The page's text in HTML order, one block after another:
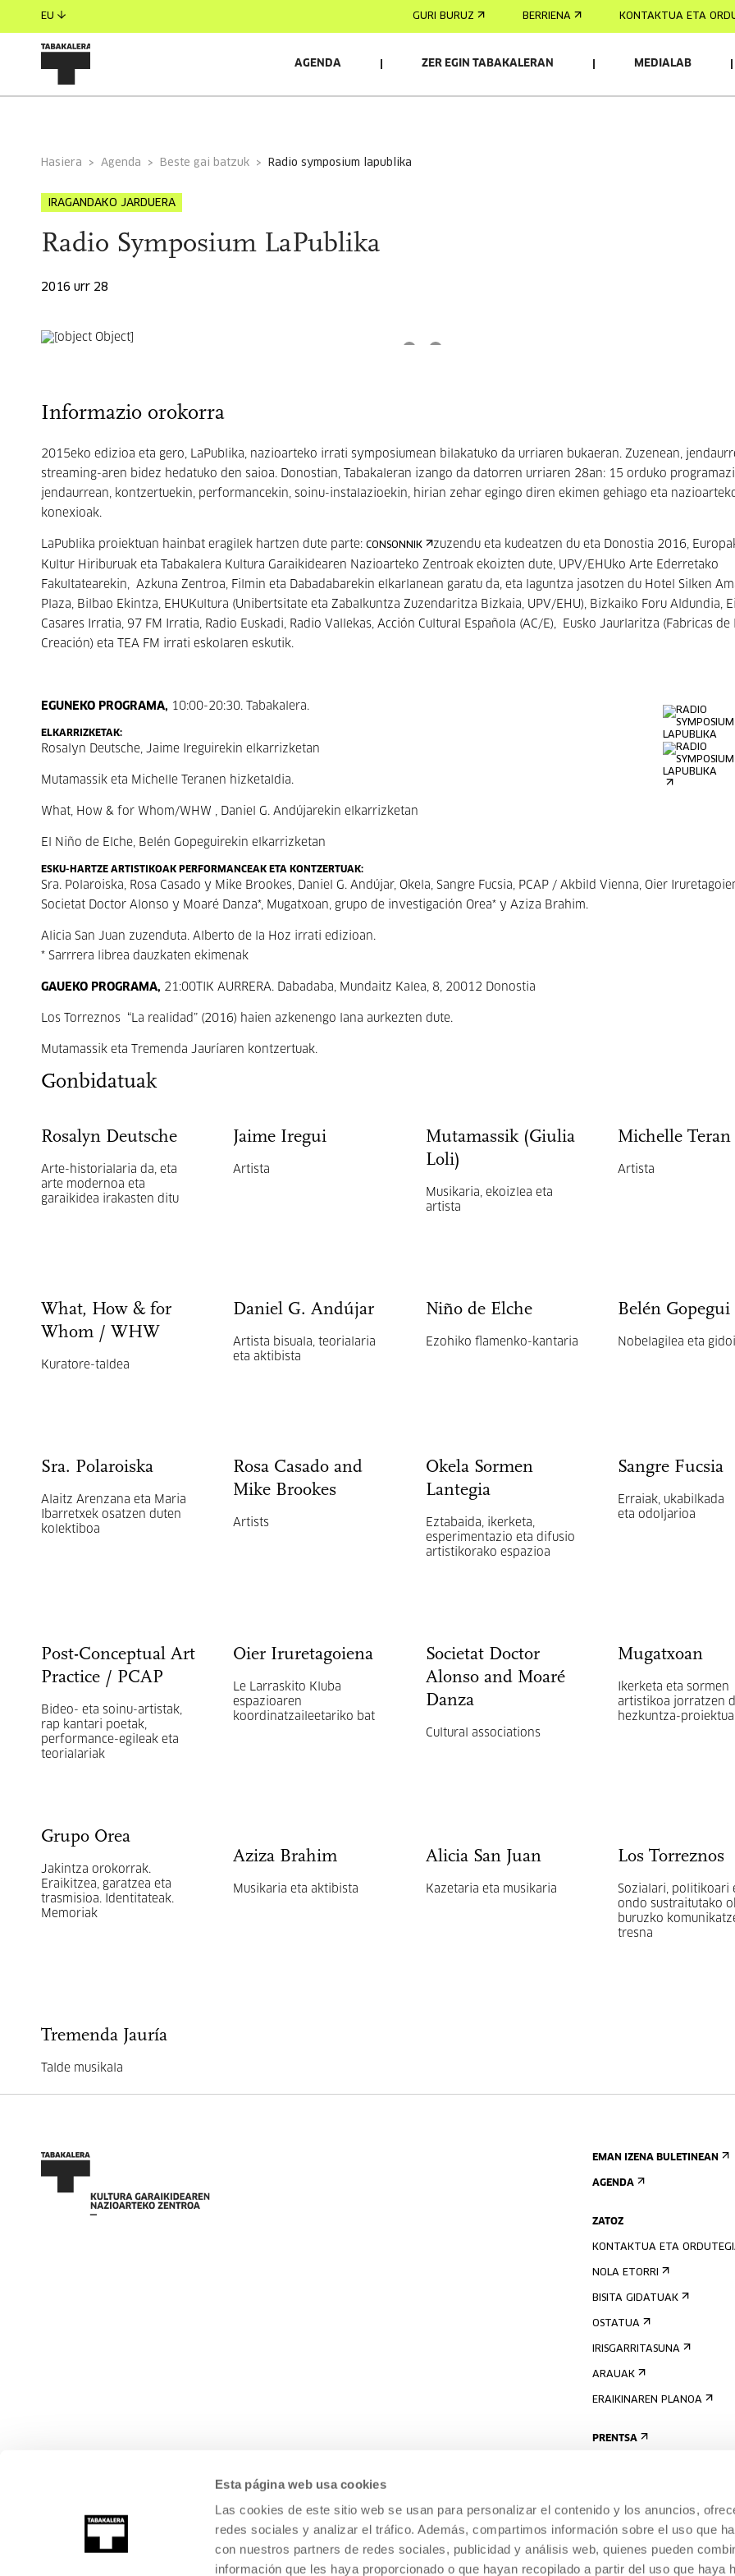
Esta página web usa cookies
Las cookies de este sitio web se usan para personalizar el contenido y los anuncios,
redes sociales y analizar el tráfico. Además, compartimos información sobre el uso que
con nuestros partners de redes sociales, publicidad y análisis web, quienes pueden
información que les haya proporcionado o que hayan recopilado a partir del uso que haya
EU GURI BURUZ BERRIENA KONTAKTUA ETA
AGENDA ZER EGIN TABAKALERAN MEDIALAB
Hasiera Agenda Beste gai batzuk radio symposium lapublika
IRAGANDAKO JARDUERA
Radio Symposium LaPublika
2016 urr 28
Informazio orokorra
2015eko edizioa eta gero, LaPublika, nazioarteko irrati symposiumean bilakatuko da urriaren bukaeran. Zuzenean,
streaming-aren bidez hedatuko den saioa. Donostian, Tabakaleran izango da datorren urriaren 28an: 15 orduko
jendaurrean, kontzertuekin, performancekin, soinu-instalazioekin, hirian zehar egingo diren ekimen gehiago eta
konexioak.
LaPublika proiektuan hainbat eragilek hartzen dute parte: CONSONNIK
zuzendu eta kudeatzen du eta Donostia 2016,
Kultur Hiriburuak eta Tabakalera Kultura Garaikidearen Nazioarteko Zentroak ekoizten dute, UPV/EHUko Arte Ederretako
Fakultatearekin, Azkuna Zentroa, Filmin eta Dabadabarekin elkarlanean garatu da, eta laguntza jasotzen du Hotel Silken
Plaza, Bilbao Ekintza, EHUKultura (Unibertsitate eta Zabalkuntza Zuzendaritza Bizkaia, UPV/EHU), Bizkaiko Foru Aldundia,
Casares Irratia, 97 FM Irratia, Radio Euskadi, Radio Vallekas, Acción Cultural Española (AC/E), Eusko Jaurlaritza (Fabricas de
Creación) eta TEA FM irrati eskolaren eskutik.
EGUNEKO PROGRAMA, 10:00-20:30. Tabakalera.
ELKARRIZKETAK:
Rosalyn Deutsche, Jaime Ireguirekin elkarrizketan
Mutamassik eta Michelle Teranen hizketaldia.
What, How & for Whom/WHW , Daniel G. Andújarekin elkarrizketan
El Niño de Elche, Belén Gopeguirekin elkarrizketan
ESKU-HARTZE ARTISTIKOAK PERFORMANCEAK ETA KONTZERTUAK:
Sra. Polaroiska, Rosa Casado y Mike Brookes, Daniel G. Andújar, Okela, Sangre Fucsia, PCAP / Akbild Vienna, Oier
Societat Doctor Alonso y Moaré Danza*, Mugatxoan, grupo de investigación Orea* y Aziza Brahim.
Alicia San Juan zuzenduta. Alberto de la Hoz irrati edizioan.
* Sarrrera librea dauzkaten ekimenak
GAUEKO PROGRAMA, 21:00TIK AURRERA. Dabadaba, Mundaitz Kalea, 8, 20012 Donostia
Los Torreznos “La realidad” (2016) haien azkenengo lana aurkezten dute.
Mutamassik eta Tremenda Jauríaren kontzertuak.
Gonbidatuak
Rosalyn Deutsche
Arte-historialaria da, eta
arte modernoa eta
garaikidea irakasten ditu
Jaime Iregui
Artista
Mutamassik (Giulia
Loli)
Musikaria, ekoizlea eta
artista
Michelle Teran
Artista
What, How & for
Whom / WHW
Kuratore-taldea
Daniel G. Andújar
Artista bisuala, teorialaria
eta aktibista
Niño de Elche
Ezohiko flamenko-kantaria
Belén Gopegui
Nobelagilea eta
Sra. Polaroiska
Alaitz Arenzana eta Maria
Ibarretxek osatzen duten
kolektiboa
Rosa Casado and
Mike Brookes
Artists
Okela Sormen
Lantegia
Eztabaida, ikerketa,
esperimentazio eta difusio
artistikorako espazioa
Sangre Fucsia
Erraiak, ukabilkada
eta odoljarioa
Post-Conceptual Art
Practice / PCAP
Bideo- eta soinu-artistak,
rap kantari poetak,
performance-egileak eta
teorialariak
Oier Iruretagoiena
Le Larraskito Kluba
espazioaren
koordinatzaileetariko bat
Societat Doctor
Alonso and Moaré
Danza
Cultural associations
Mugatxoan
Ikerketa eta sormen
artistikoa jorratzen
hezkuntza-proiektua
Grupo Orea
Jakintza orokorrak.
Eraikitzea, garatzea eta
trasmisioa. Identitateak.
Memoriak
Aziza Brahim
Musikaria eta aktibista
Alicia San Juan
Kazetaria eta musikaria
Los Torreznos
Sozialari, politikoari
ondo sustraitutako
buruzko
tresna
Tremenda Jauría
Talde musikala
EMAN IZENA BULETINEAN
AGENDA
ZATOZ
KONTAKTUA ETA
NOLA ETORRI
BISITA GIDATUAK
OSTATUA
IRISGARRITASUNA
ARAUAK
ERAIKINAREN PLANOA
PRENTSA